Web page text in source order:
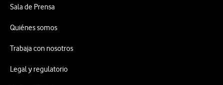
Sala de Prensa
Quiénes somos
Trabaja con nosotros
Legal y regulatorio